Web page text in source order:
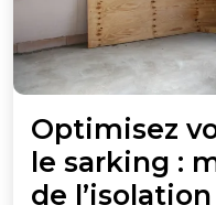
Optimisez
le sarking :
de